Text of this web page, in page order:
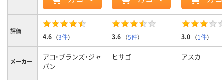
評価
4.6 （3件） 3.6 （5件） 3.0 （1件）
メーカー
アコ・ブランズ・ジャ
パン
ヒサゴ アスカ